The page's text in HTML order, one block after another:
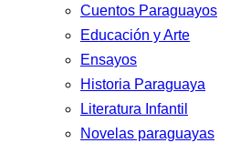
Cuentos Paraguayos
Educación y Arte
Ensayos
Historia Paraguaya
Literatura Infantil
Novelas paraguayas